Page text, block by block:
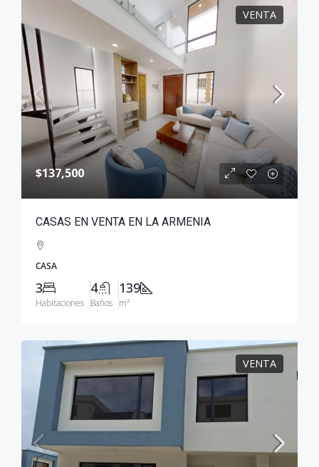
VENTA
$137,500
CASAS EN VENTA EN LA ARMENIA
CASA
3
Habitaciones
4
Baños
139
m²
VENTA